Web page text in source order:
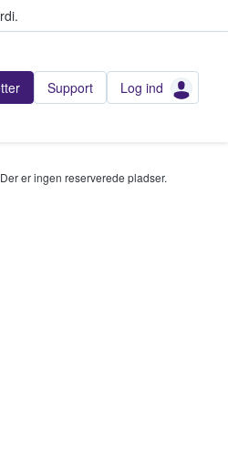
Support Log ind
er ingen reserverede pladser.